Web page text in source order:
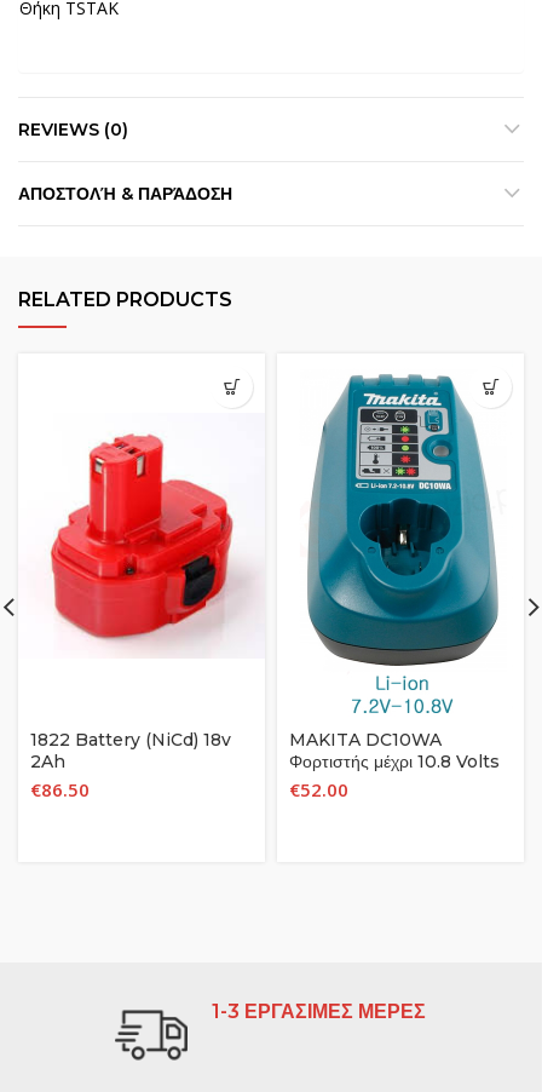
Θήκη TSTAK
REVIEWS (0)
ΑΠΟΣΤΟΛΉ & ΠΑΡΆΔΟΣΗ
RELATED PRODUCTS
1822 Battery (NiCd) 18v
2Ah
€86.50
MAKITA DC10WA
Φορτιστής μέχρι 10.8 Volts
€52.00
1-3 ΕΡΓΑΣΙΜΕΣ ΜΕΡΕΣ